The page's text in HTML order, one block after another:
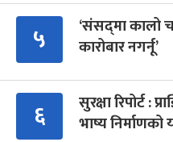
५
‘संसद्‍मा कालो
कारोबार नगर्नू’
६
सुरक्षा रिपोर्ट :
भाष्य निर्माणको